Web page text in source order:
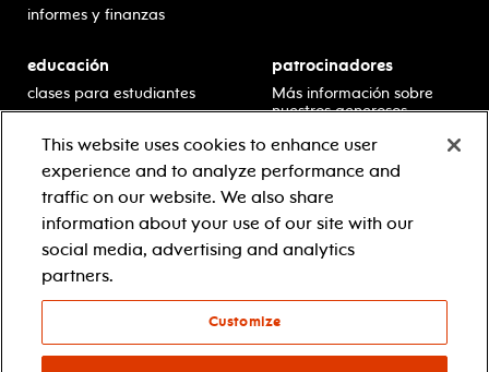
informes y finanzas
educación
clases para estudiantes
escolar
residencias en escuelas
desarrollo profesional
recursos para docentes
comuníquese con el
equipo educativo
patrocinadores
Más información sobre
nuestros generosos
This website uses cookies to enhance user
experience and to analyze performance and
traffic on our website. We also share
information about your use of our site with our
social media, advertising and analytics
partners.
Customize